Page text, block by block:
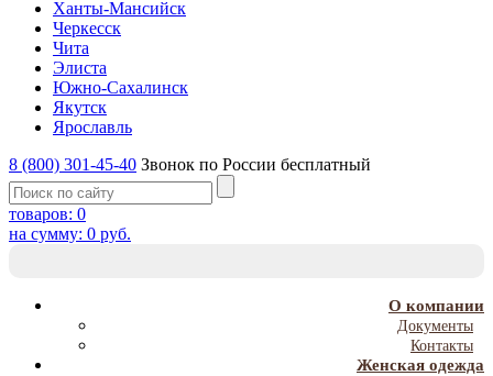
Ханты-Мансийск
Черкесск
Чита
Элиста
Южно-Сахалинск
Якутск
Ярославль
8 (800) 301-45-40 Звонок по России бесплатный
товаров: 0
на сумму: 0 руб.
О компании
Документы
Контакты
Женская одежда